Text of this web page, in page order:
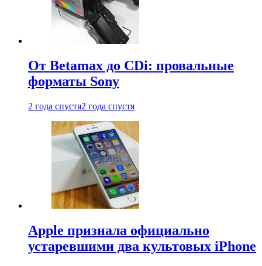
От Betamax до CDi: провальные
форматы Sony
2 года спустя2 года спустя
Apple признала официально
устаревшими два культовых iPhone